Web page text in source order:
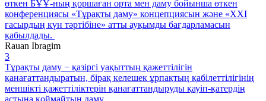
өткен БҰҰ-ның қоршаған орта мен даму бойынша өткен
конференциясы «Тұрақты даму» концепциясын және «ХХІ
ғасырдың күн тәртібіне» атты ауқымды бағдарламасын
қабылдады.
Rauan Ibragim
3
Тұрақты даму − қазіргі уақыттың қажеттілігін
қанағаттандыратын, бірақ келешек ұрпақтың қабілеттілігінің
меншікті қажеттіліктерін қанағаттандыруды қауіп-қатердің
астына қоймайтын даму.